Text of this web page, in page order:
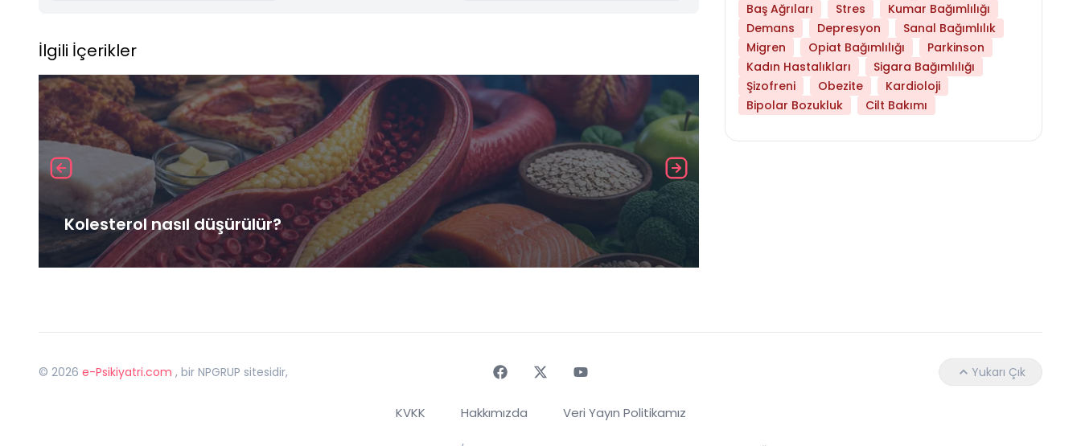
İlgili İçerikler
Kolesterol nasıl düşürülür?
Baş Ağrıları
Stres
Kumar Bağımlılığı
Demans
Depresyon
Sanal Bağımlılık
Migren
Opiat Bağımlılığı
Parkinson
Kadın Hastalıkları
Sigara Bağımlılığı
Şizofreni
Obezite
Kardioloji
Bipolar Bozukluk
Cilt Bakımı
© 2026 e-Psikiyatri.com , bir NPGRUP sitesidir, Yukarı Çık
KVKK Hakkımızda Veri Yayın Politikamız